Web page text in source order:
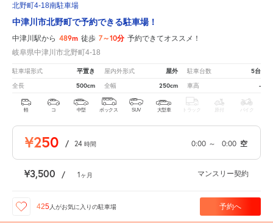
北野町4-18南駐車場
中津川市北野町で予約できる駐車場！
中津川駅から 489m 徒歩 7～10分 予約できてオススメ！
岐阜県中津川市北野町4-18
駐車場形式 平置き 屋内外形式 屋外 駐車台数 5台
全長 500cm 全幅 250cm 車高 -
軽 コ 中型 ボックス SUV 大型車 トラック 原付 バイク
¥250 / 24 時間 0:00 ～ 0:00 空
¥3,500 / 1ヶ月 マンスリー契約
425 人がお気に入りの駐車場 予約へ